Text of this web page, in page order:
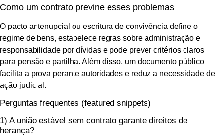
Como um contrato previne esses problemas
O pacto antenupcial ou escritura de convivência define o
regime de bens, estabelece regras sobre administração e
responsabilidade por dívidas e pode prever critérios claros
para pensão e partilha. Além disso, um documento público
facilita a prova perante autoridades e reduz a necessidade de
ação judicial.
Perguntas frequentes (featured snippets)
1) A união estável sem contrato garante direitos de
herança?